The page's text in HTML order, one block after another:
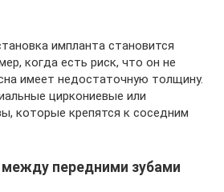
импланта становится
когда есть риск, что он не
имеет недостаточную толщину.
циркониевые или
которые крепятся к соседним
передними зубами